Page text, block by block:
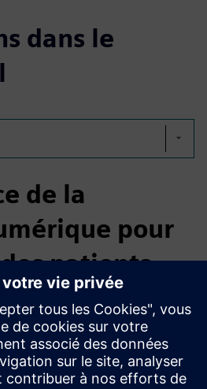
dans le
de la
pour
patients
de la sécurité des
liés aux chutes, une réduction
des décisions de soins fondées
forme de solution de
service », comprenant du